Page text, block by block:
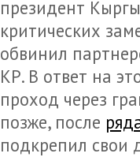
президент
критических
обвинил
КР. В ответ на
проход через
позже, после
подкрепил свои